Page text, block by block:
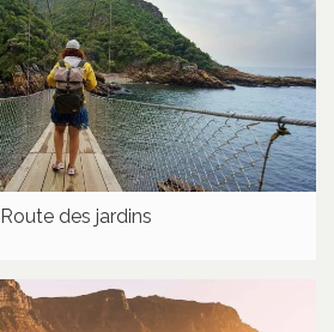
Route des jardins